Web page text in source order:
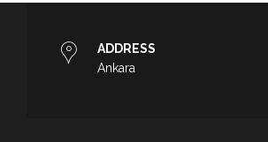
ADDRESS
Ankara